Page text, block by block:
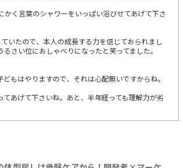
く言葉のシャワーをいっぱい浴びせてあげて下さ
いたので、本人の成長する力を信じておられまし
さい位におしゃべりになったと笑ってました。
もはやりますので、それは心配無いですからね。
あげて下さいね。あと、半年経っても理解力が劣